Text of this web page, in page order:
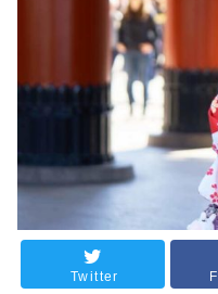
Twitter